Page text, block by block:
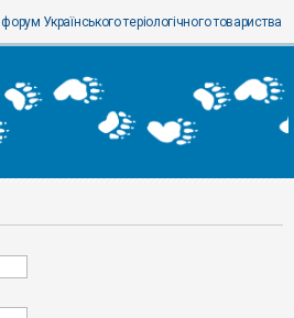
форум Українського теріологічного товариства